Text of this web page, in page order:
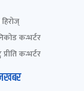
कन्भर्टर
कन्भर्टर